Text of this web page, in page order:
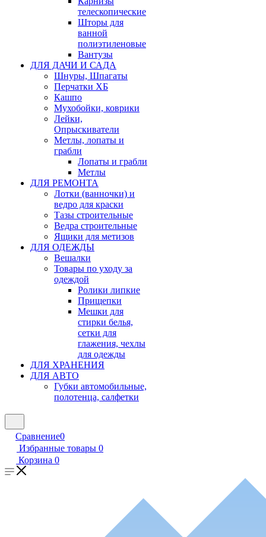
телескопические
Шторы для
ванной
полиэтиленовые
Вантузы
ДЛЯ ДАЧИ И САДА
Шнуры, Шпагаты
Перчатки ХБ
Кашпо
Мухобойки, коврики
Лейки,
Опрыскиватели
Метлы, лопаты и
грабли
Лопаты и грабли
Метлы
ДЛЯ РЕМОНТА
Лотки (ванночки) и
ведро для краски
Тазы строительные
Ведра строительные
Ящики для метизов
ДЛЯ ОДЕЖДЫ
Вешалки
Товары по уходу за
одеждой
Ролики липкие
Прищепки
Мешки для
стирки белья,
сетки для
глажения, чехлы
для одежды
ДЛЯ ХРАНЕНИЯ
ДЛЯ АВТО
Губки автомобильные,
полотенца, салфетки
Сравнение0
Избранные товары 0
Корзина 0